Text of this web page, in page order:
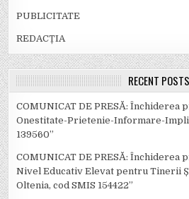
PUBLICITATE
REDACȚIA
RECENT POSTS
COMUNICAT DE PRESĂ: Închiderea
Onestitate-Prietenie-Informare-
139560”
COMUNICAT DE PRESĂ: Închiderea
Nivel Educativ Elevat pentru Tinerii
Oltenia, cod SMIS 154422”